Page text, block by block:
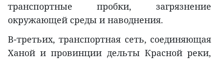
транспортные пробки, загрязнение
окружающей среды и наводнения.
В-третьих, транспортная сеть, соединяющая
Ханой и провинции дельты Красной реки,